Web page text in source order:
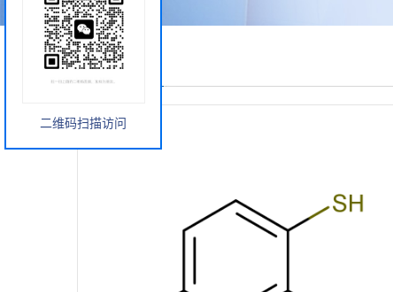
产品展厅
二维码扫描访问